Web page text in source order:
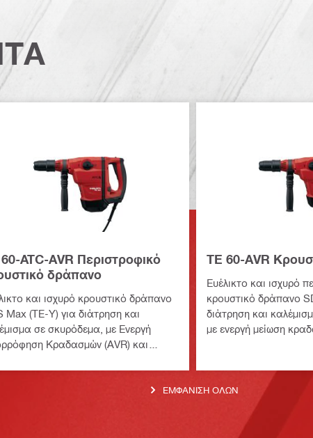
ATC-AVR Περιστροφικό
δράπανο
και ισχυρό κρουστικό δράπανο
Max (TE-Y) για διάτρηση και
σε σκυρόδεμα, με Ενεργή
Κραδασμών (AVR) και
TE 60-AVR
Ευέλικτο και ισχυρό
κρουστικό δράπανο
διάτρηση και
με ενεργή μείωση
ΕΜΦΆΝΙΣΗ ΌΛΩΝ